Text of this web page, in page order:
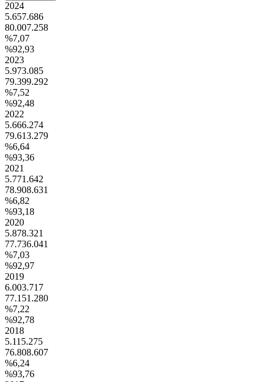
2024
5.657.686
80.007.258
%7,07
%92,93
2023
5.973.085
79.399.292
%7,52
%92,48
2022
5.666.274
79.613.279
%6,64
%93,36
2021
5.771.642
78.908.631
%6,82
%93,18
2020
5.878.321
77.736.041
%7,03
%92,97
2019
6.003.717
77.151.280
%7,22
%92,78
2018
5.115.275
76.808.607
%6,24
%93,76